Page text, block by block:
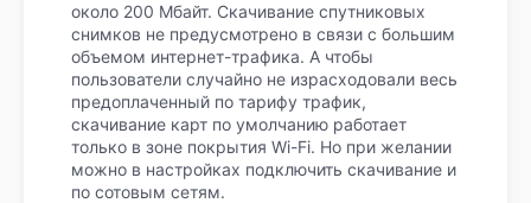
около 200 Мбайт. Скачивание спутниковых
снимков не предусмотрено в связи с большим
объемом интернет-трафика. А чтобы
пользователи случайно не израсходовали весь
предоплаченный по тарифу трафик,
скачивание карт по умолчанию работает
только в зоне покрытия Wi-Fi. Но при желании
можно в настройках подключить скачивание и
по сотовым сетям.